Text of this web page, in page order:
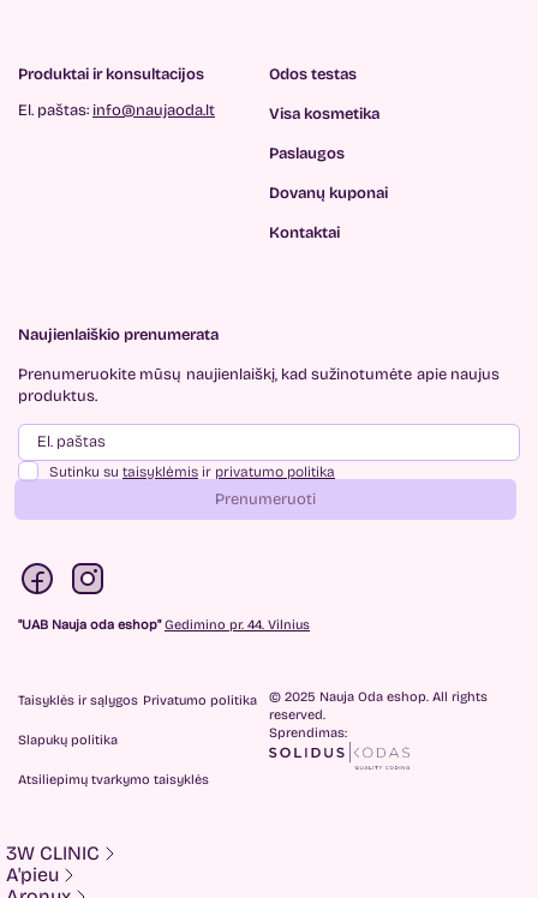
Produktai ir konsultacijos
El. paštas: info@naujaoda.lt
Odos testas
Visa kosmetika
Paslaugos
Dovanų kuponai
Kontaktai
Naujienlaiškio prenumerata
Prenumeruokite mūsų naujienlaiškį, kad sužinotumėte apie naujus
produktus.
Sutinku su taisyklėmis ir privatumo politika
Prenumeruoti
"UAB Nauja oda eshop" Gedimino pr. 44. Vilnius
Taisyklės ir sąlygos Privatumo politika
Slapukų politika
Atsiliepimų tvarkymo taisyklės
© 2025 Nauja Oda eshop. All rights
reserved.
Sprendimas:
3W CLINIC
A'pieu